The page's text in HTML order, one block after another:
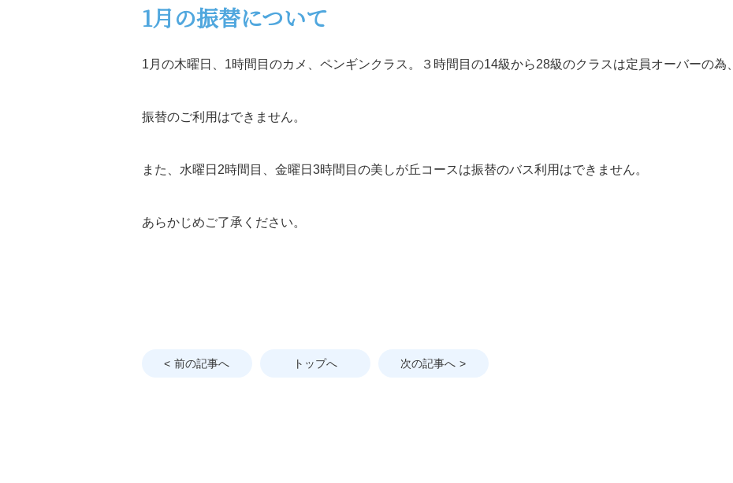
1月の振替について
1月の木曜日、1時間目のカメ、ペンギンクラス。３時間目の14級から28級のクラスは定員オーバーの為、
振替のご利用はできません。
また、水曜日2時間目、金曜日3時間目の美しが丘コースは振替のバス利用はできません。
あらかじめご了承ください。
前の記事へ トップへ 次の記事へ